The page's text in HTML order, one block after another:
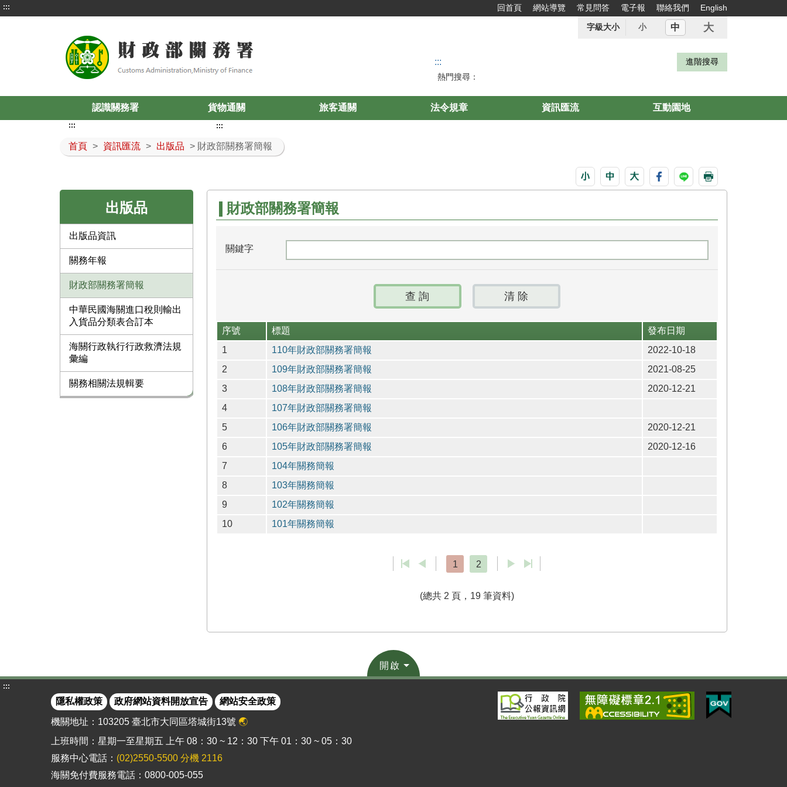
::: 回首頁 網站導覽 常見問答 電子報 聯絡我們 English
字級大小 小 中 大
:::
熱門搜尋：
認識關務署 貨物通關 旅客通關 法令規章 資訊匯流 互動園地
首頁 > 資訊匯流 > 出版品 > 財政部關務署簡報
:::
出版品
出版品資訊
關務年報
財政部關務署簡報
中華民國海關進口稅則輸出
入貨品分類表合訂本
海關行政執行行政救濟法規
彙編
關務相關法規輯要
:::
財政部關務署簡報
關鍵字
序號 標題
發布日期
1
110年財政部關務署簡報
2022-10-18
2
109年財政部關務署簡報
2021-08-25
3
108年財政部關務署簡報
2020-12-21
4
107年財政部關務署簡報
5
106年財政部關務署簡報
2020-12-21
6
105年財政部關務署簡報
2020-12-16
7
104年關務簡報
8
103年關務簡報
9
102年關務簡報
10
101年關務簡報
1 2
(總共 2 頁，19 筆資料)
開啟
:::
隱私權政策 政府網站資料開放宣告 網站安全政策
機關地址：103205 臺北市大同區塔城街13號 🌏
上班時間：星期一至星期五 上午 08：30 ~ 12：30 下午 01：30 ~ 05：30
服務中心電話： (02)2550-5500 分機 2116
海關免付費服務電話：0800-005-055